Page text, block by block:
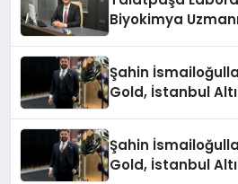
Biyokimya
Şahin
Gold, İstanbul
Şahin
Gold, İstanbul